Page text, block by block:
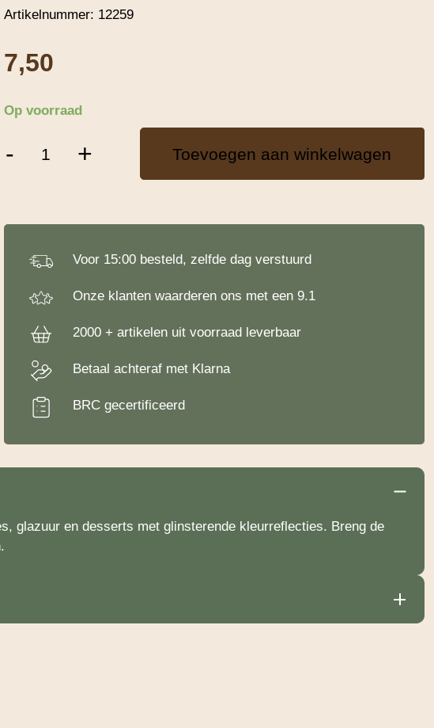
Artikelnummer: 12259
7,50
Op voorraad
-
Glitterpomp
+ Toevoegen aan winkelwagen
Voor 15:00 besteld, zelfde dag verstuurd
Onze klanten waarderen ons met een 9.1
2000 + artikelen uit voorraad leverbaar
Betaal achteraf met Klarna
BRC gecertificeerd
glazuur en desserts met glinsterende kleurreflecties. Breng de